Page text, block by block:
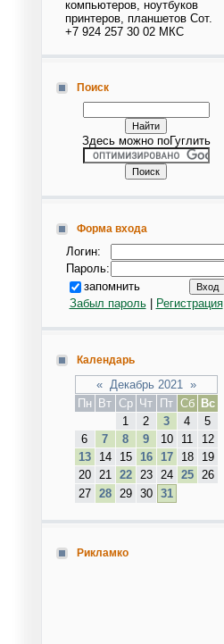
компьютеров, ноутбуков
принтеров, планшетов Сот.
+7 924 257 30 02 МКС
Поиск
Здесь можно поГуглить
Форма входа
Логин:
Пароль:
запомнить
Забыл пароль| Регистрация
Календарь
« Декабрь 2021 »
Пн
Вт Ср Чт Пт Сб
Вс
1
2 3 4
5
6
7 8 9 10 11
12
13
14 15 16 17 18
19
20
21 22 23 24 25
26
27
28 29 30 31
Рикламко